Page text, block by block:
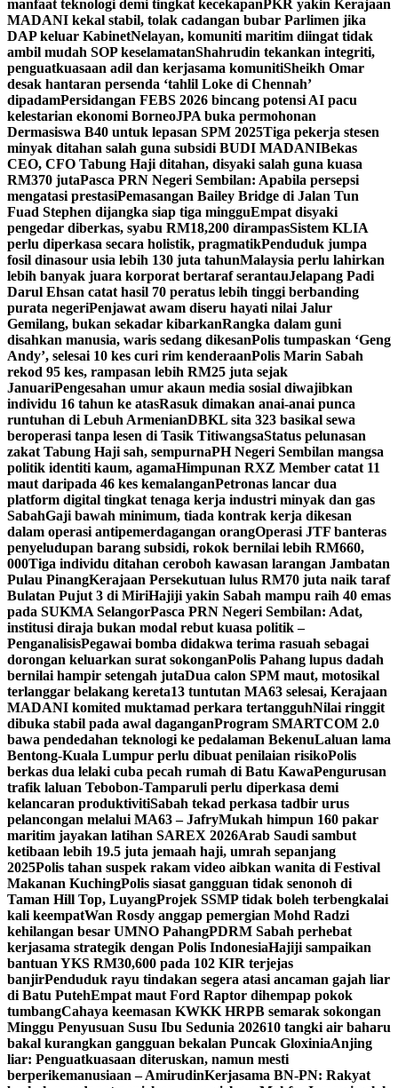
manfaat teknologi demi tingkat kecekapanPKR yakin Kerajaan
MADANI kekal stabil, tolak cadangan bubar Parlimen jika
DAP keluar KabinetNelayan, komuniti maritim diingat tidak
ambil mudah SOP keselamatanShahrudin tekankan integriti,
penguatkuasaan adil dan kerjasama komunitiSheikh Omar
desak hantaran persenda ‘tahlil Loke di Chennah’
dipadamPersidangan FEBS 2026 bincang potensi AI pacu
kelestarian ekonomi BorneoJPA buka permohonan
Dermasiswa B40 untuk lepasan SPM 2025Tiga pekerja stesen
minyak ditahan salah guna subsidi BUDI MADANIBekas
CEO, CFO Tabung Haji ditahan, disyaki salah guna kuasa
RM370 jutaPasca PRN Negeri Sembilan: Apabila persepsi
mengatasi prestasiPemasangan Bailey Bridge di Jalan Tun
Fuad Stephen dijangka siap tiga mingguEmpat disyaki
pengedar diberkas, syabu RM18,200 dirampasSistem KLIA
perlu diperkasa secara holistik, pragmatikPenduduk jumpa
fosil dinasour usia lebih 130 juta tahunMalaysia perlu lahirkan
lebih banyak juara korporat bertaraf serantauJelapang Padi
Darul Ehsan catat hasil 70 peratus lebih tinggi berbanding
purata negeriPenjawat awam diseru hayati nilai Jalur
Gemilang, bukan sekadar kibarkanRangka dalam guni
disahkan manusia, waris sedang dikesanPolis tumpaskan ‘Geng
Andy’, selesai 10 kes curi rim kenderaanPolis Marin Sabah
rekod 95 kes, rampasan lebih RM25 juta sejak
JanuariPengesahan umur akaun media sosial diwajibkan
individu 16 tahun ke atasRasuk dimakan anai-anai punca
runtuhan di Lebuh ArmenianDBKL sita 323 basikal sewa
beroperasi tanpa lesen di Tasik TitiwangsaStatus pelunasan
zakat Tabung Haji sah, sempurnaPH Negeri Sembilan mangsa
politik identiti kaum, agamaHimpunan RXZ Member catat 11
maut daripada 46 kes kemalanganPetronas lancar dua
platform digital tingkat tenaga kerja industri minyak dan gas
SabahGaji bawah minimum, tiada kontrak kerja dikesan
dalam operasi antipemerdagangan orangOperasi JTF banteras
penyeludupan barang subsidi, rokok bernilai lebih RM660,
000Tiga individu ditahan ceroboh kawasan larangan Jambatan
Pulau PinangKerajaan Persekutuan lulus RM70 juta naik taraf
Bulatan Pujut 3 di MiriHajiji yakin Sabah mampu raih 40 emas
pada SUKMA SelangorPasca PRN Negeri Sembilan: Adat,
institusi diraja bukan modal rebut kuasa politik –
PenganalisisPegawai bomba didakwa terima rasuah sebagai
dorongan keluarkan surat sokonganPolis Pahang lupus dadah
bernilai hampir setengah jutaDua calon SPM maut, motosikal
terlanggar belakang kereta13 tuntutan MA63 selesai, Kerajaan
MADANI komited muktamad perkara tertangguhNilai ringgit
dibuka stabil pada awal daganganProgram SMARTCOM 2.0
bawa pendedahan teknologi ke pedalaman BekenuLaluan lama
Bentong-Kuala Lumpur perlu dibuat penilaian risikoPolis
berkas dua lelaki cuba pecah rumah di Batu KawaPengurusan
trafik laluan Tebobon-Tamparuli perlu diperkasa demi
kelancaran produktivitiSabah tekad perkasa tadbir urus
pelancongan melalui MA63 – JafryMukah himpun 160 pakar
maritim jayakan latihan SAREX 2026Arab Saudi sambut
ketibaan lebih 19.5 juta jemaah haji, umrah sepanjang
2025Polis tahan suspek rakam video aibkan wanita di Festival
Makanan KuchingPolis siasat gangguan tidak senonoh di
Taman Hill Top, LuyangProjek SSMP tidak boleh terbengkalai
kali keempatWan Rosdy anggap pemergian Mohd Radzi
kehilangan besar UMNO PahangPDRM Sabah perhebat
kerjasama strategik dengan Polis IndonesiaHajiji sampaikan
bantuan YKS RM30,600 pada 102 KIR terjejas
banjirPenduduk rayu tindakan segera atasi ancaman gajah liar
di Batu PutehEmpat maut Ford Raptor dihempap pokok
tumbangCahaya keemasan KWKK HRPB semarak sokongan
Minggu Penyusuan Susu Ibu Sedunia 202610 tangki air baharu
bakal kurangkan gangguan bekalan Puncak GloxiniaAnjing
liar: Penguatkuasaan diteruskan, namun mesti
berperikemanusiaan – AmirudinKerjasama BN-PN: Rakyat